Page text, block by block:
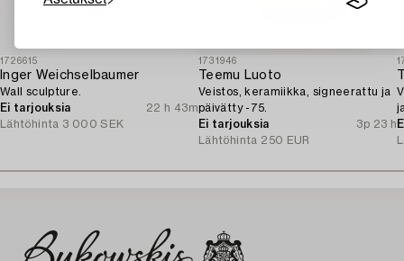
1726615
Inger Weichselbaumer
Wall sculpture.
Ei tarjouksia
22 h 43m
Lähtöhinta 3 000 SEK
1731946
Teemu Luoto
Veistos, keramiikka, signeerattu ja
päivätty -75.
Ei tarjouksia
3p 23 h
Lähtöhinta 250 EUR